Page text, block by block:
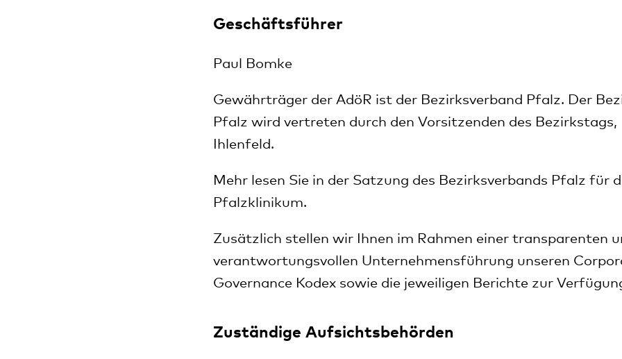
Geschäftsführer
Paul Bomke
Gewährträger der AdöR ist der Bezirksverband Pfalz. Der
Pfalz wird vertreten durch den Vorsitzenden des Bezirkstags,
Ihlenfeld.
Mehr lesen Sie in der Satzung des Bezirksverbands Pfalz für
Pfalzklinikum.
Zusätzlich stellen wir Ihnen im Rahmen einer transparenten
verantwortungsvollen Unternehmensführung unseren
Governance Kodex sowie die jeweiligen Berichte zur
Zuständige Aufsichtsbehörden